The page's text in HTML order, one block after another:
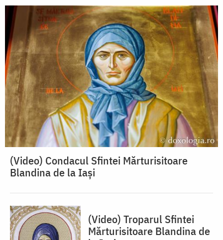
(Video) Condacul Sfintei Mărturisitoare
Blandina de la Iași
(Video) Troparul Sfintei
Mărturisitoare Blandina de